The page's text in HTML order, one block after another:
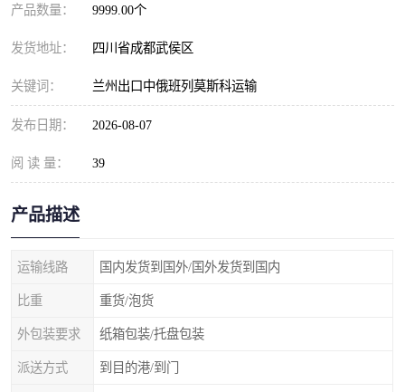
产品数量： 9999.00个
发货地址： 四川省成都武侯区
关键词： 兰州出口中俄班列莫斯科运输
发布日期： 2026-08-07
阅 读 量： 39
产品描述
运输线路 国内发货到国外/国外发货到国内
比重 重货/泡货
外包装要求 纸箱包装/托盘包装
派送方式 到目的港/到门